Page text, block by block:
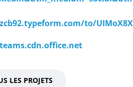
to/
LES PROJETS